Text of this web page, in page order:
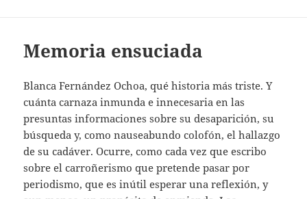
Memoria ensuciada
Blanca Fernández Ochoa, qué historia más triste. Y
cuánta carnaza inmunda e innecesaria en las
presuntas informaciones sobre su desaparición, su
búsqueda y, como nauseabundo colofón, el hallazgo
de su cadáver. Ocurre, como cada vez que escribo
sobre el carroñerismo que pretende pasar por
periodismo, que es inútil esperar una reflexión, y